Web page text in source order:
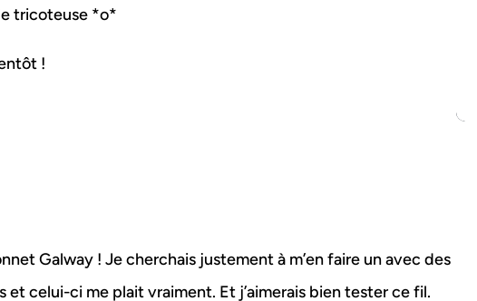
tricoteuse *o*
!
Galway ! Je cherchais justement à m’en faire un avec des
et celui-ci me plait vraiment. Et j’aimerais bien tester ce fil.